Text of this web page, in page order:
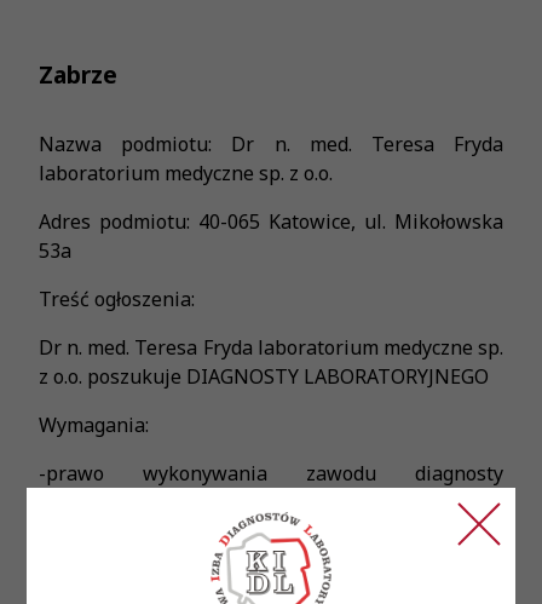
Zabrze
Nazwa podmiotu: Dr n. med. Teresa Fryda
laboratorium medyczne sp. z o.o.
Adres podmiotu: 40-065 Katowice, ul. Mikołowska
53a
Treść ogłoszenia:
Dr n. med. Teresa Fryda laboratorium medyczne sp.
z o.o. poszukuje DIAGNOSTY LABORATORYJNEGO
Wymagania:
-prawo wykonywania zawodu diagnosty
laboratoryjnego (lub w trakcie) -uprawnienia
serologiczne będą dodatkowym atutem -dobra
organizacja pracy -dyspozycyjność -
odpowiedzialność -zaangażowanie w wykonywane